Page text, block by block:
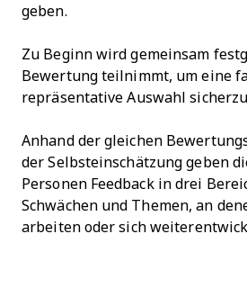
geben.
Zu Beginn wird gemeinsam
Bewertung teilnimmt, um eine
repräsentative Auswahl
Anhand der gleichen
der Selbsteinschätzung geben
Personen Feedback in drei
Schwächen und Themen, an
arbeiten oder sich